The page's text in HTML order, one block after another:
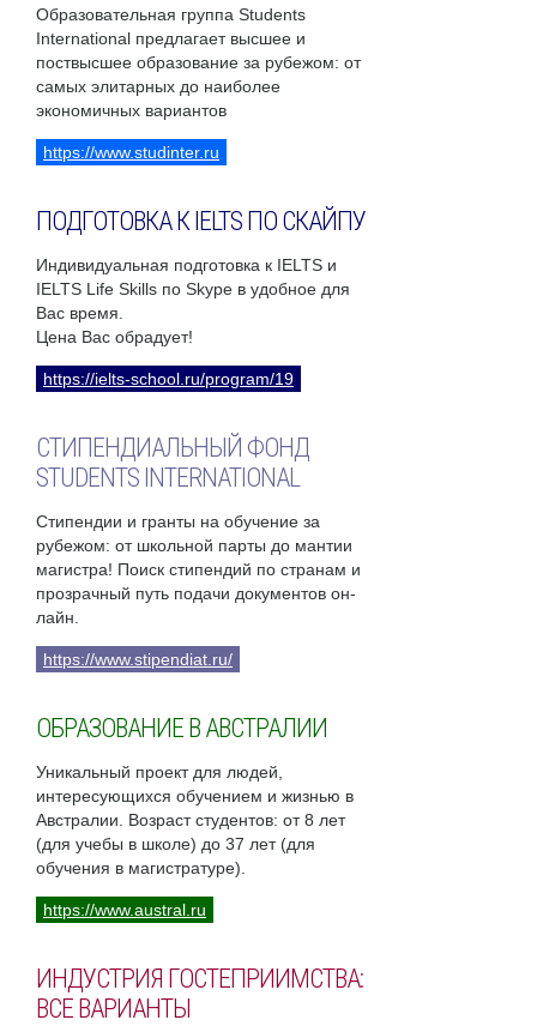
Образовательная группа Students
International предлагает высшее и
поствысшее образование за рубежом: от
самых элитарных до наиболее
экономичных вариантов
https://www.studinter.ru
ПОДГОТОВКА К IELTS ПО СКАЙПУ
Индивидуальная подготовка к IELTS и
IELTS Life Skills по Skype в удобное для
Вас время.
Цена Вас обрадует!
https://ielts-school.ru/program/19
СТИПЕНДИАЛЬНЫЙ ФОНД
STUDENTS INTERNATIONAL
Стипендии и гранты на обучение за
рубежом: от школьной парты до мантии
магистра! Поиск стипендий по странам и
прозрачный путь подачи документов он-
лайн.
https://www.stipendiat.ru/
ОБРАЗОВАНИЕ В АВСТРАЛИИ
Уникальный проект для людей,
интересующихся обучением и жизнью в
Австралии. Возраст студентов: от 8 лет
(для учебы в школе) до 37 лет (для
обучения в магистратуре).
https://www.austral.ru
ИНДУСТРИЯ ГОСТЕПРИИМСТВА:
ВСЕ ВАРИАНТЫ